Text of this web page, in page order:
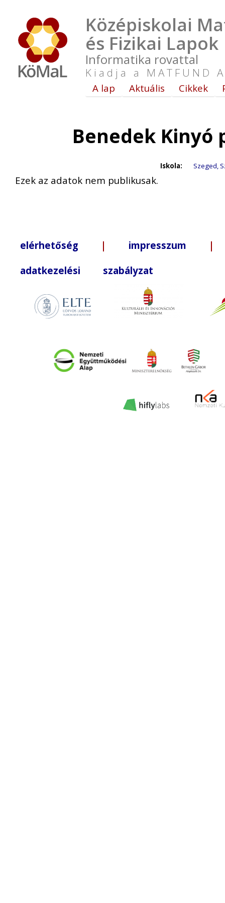
Középiskolai
és Fizikai Lapok
Informatika rovattal
Kiadja a MATFUND
A lap Aktuális Cikkek
Benedek Kinyó
Iskola: Szeged,
Ezek az adatok nem publikusak.
elérhetőség | impresszum |
adatkezelési szabályzat